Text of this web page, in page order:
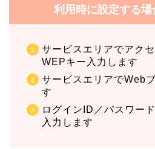
利用時に設定する
サービスエリアでアク
WEPキー入力します
サービスエリアでWeb
す
ログインID／パスワー
入力します